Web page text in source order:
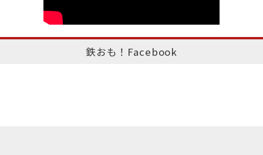
鉄おも！Facebook